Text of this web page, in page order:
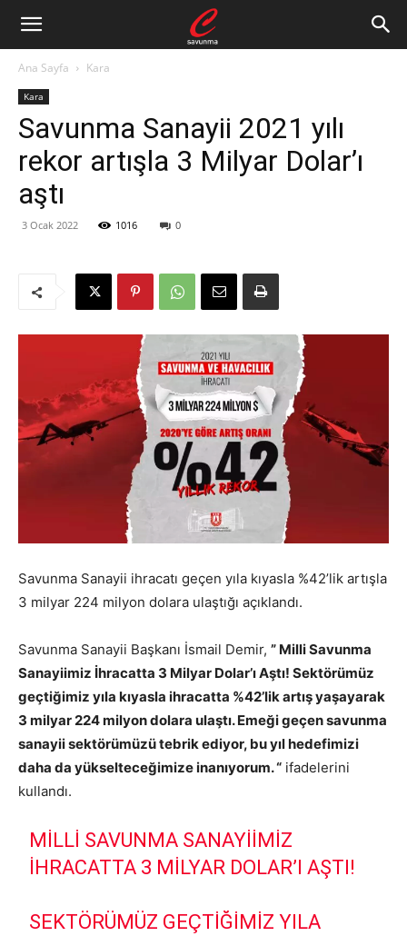
Ana Sayfa Kara
Kara
Savunma Sanayii 2021 yılı
rekor artışla 3 Milyar Dolar’ı
aştı
3 Ocak 2022 1016 0
Savunma Sanayii ihracatı geçen yıla kıyasla %42’lik artışla
3 milyar 224 milyon dolara ulaştığı açıklandı.
Savunma Sanayii Başkanı İsmail Demir, ” Milli Savunma
Sanayiimiz İhracatta 3 Milyar Dolar’ı Aştı! Sektörümüz
geçtiğimiz yıla kıyasla ihracatta %42’lik artış yaşayarak
3 milyar 224 milyon dolara ulaştı. Emeği geçen savunma
sanayii sektörümüzü tebrik ediyor, bu yıl hedefimizi
daha da yükselteceğimize inanıyorum. “ ifadelerini
kullandı.
MILLI SAVUNMA SANAYIIMIZ
İHRACATTA 3 MILYAR DOLAR’I AŞTI!
SEKTÖRÜMÜZ GEÇTIĞIMIZ YILA